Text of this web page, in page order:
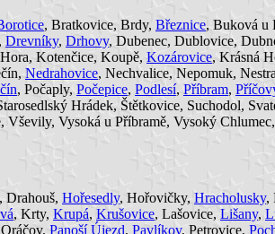
, Bratkovice, Brdy, Březnice, Buková u
Drevníky, Drhovy, Dubenec, Dublovice,
Kotenčice, Koupě, Kozárovice, Krásná
Nedrahovice, Nechvalice, Nepomuk,
, Počaply, Počepice, Podlesí, Příbram,
Hrádek, Štětkovice, Suchodol,
Vševily, Vysoká u Příbramě, Vysoký
Drahouš, Hořesedly, Hořovičky, Hracholusky,
, Krty, Krupá, Krušovice, Lašovice, Lišany,
Panoší Újezd, Pavlíkov, Petrovice,